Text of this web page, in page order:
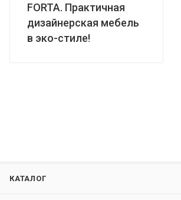
FORTA. Практичная
дизайнерская мебель
в эко-стиле!
КАТАЛОГ